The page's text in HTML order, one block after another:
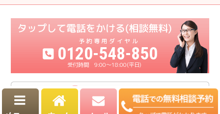
0120-548-850
9:00〜18:00(平日)